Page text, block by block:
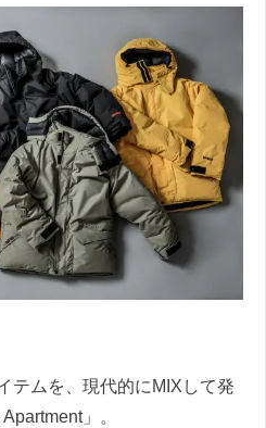
テムを、現代的にMIXして発
」。